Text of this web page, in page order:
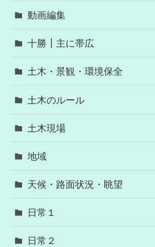
動画編集
十勝┃主に帯広
土木・景観・環境保全
土木のルール
土木現場
地域
天候・路面状況・眺望
日常１
日常２